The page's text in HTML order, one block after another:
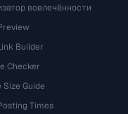
вовлечённости
Builder
Checker
Size Guide
Times